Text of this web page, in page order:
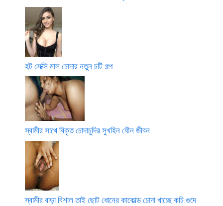
হট সেক্সি মাল চোদার নতুন চটি গল্প
স্বামীর সাথে বিকৃত চোদাচুদির সুখহিন যৌন জীবন
স্বামীর বাড়া বিশাল তাই ছোট ধোনের কাকোল্ড চোদা খাচ্ছে কচি গুদে